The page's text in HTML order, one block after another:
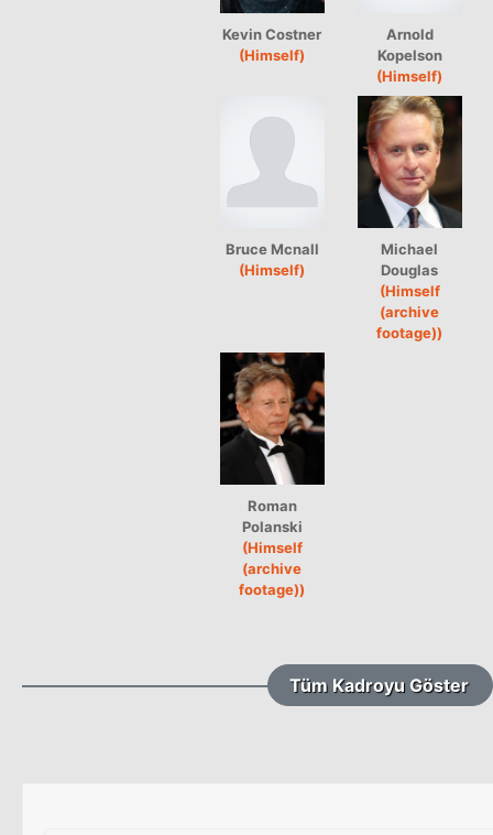
Kevin Costner
(Himself)
Arnold
Kopelson
(Himself)
Bruce Mcnall
(Himself)
Michael
Douglas
(Himself
(archive
footage))
Roman
Polanski
(Himself
(archive
footage))
Tüm Kadroyu Göster